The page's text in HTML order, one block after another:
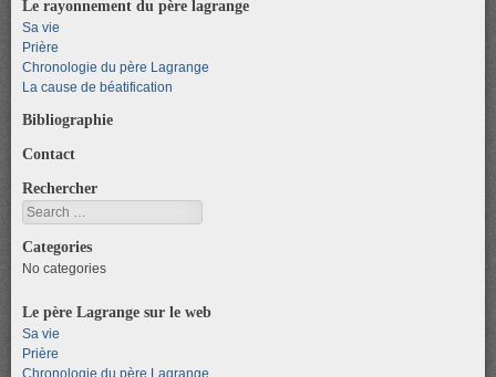
Le rayonnement du père lagrange
Sa vie
Prière
Chronologie du père Lagrange
La cause de béatification
Bibliographie
Contact
Rechercher
Search
Categories
No categories
Le père Lagrange sur le web
Sa vie
Prière
Chronologie du père Lagrange